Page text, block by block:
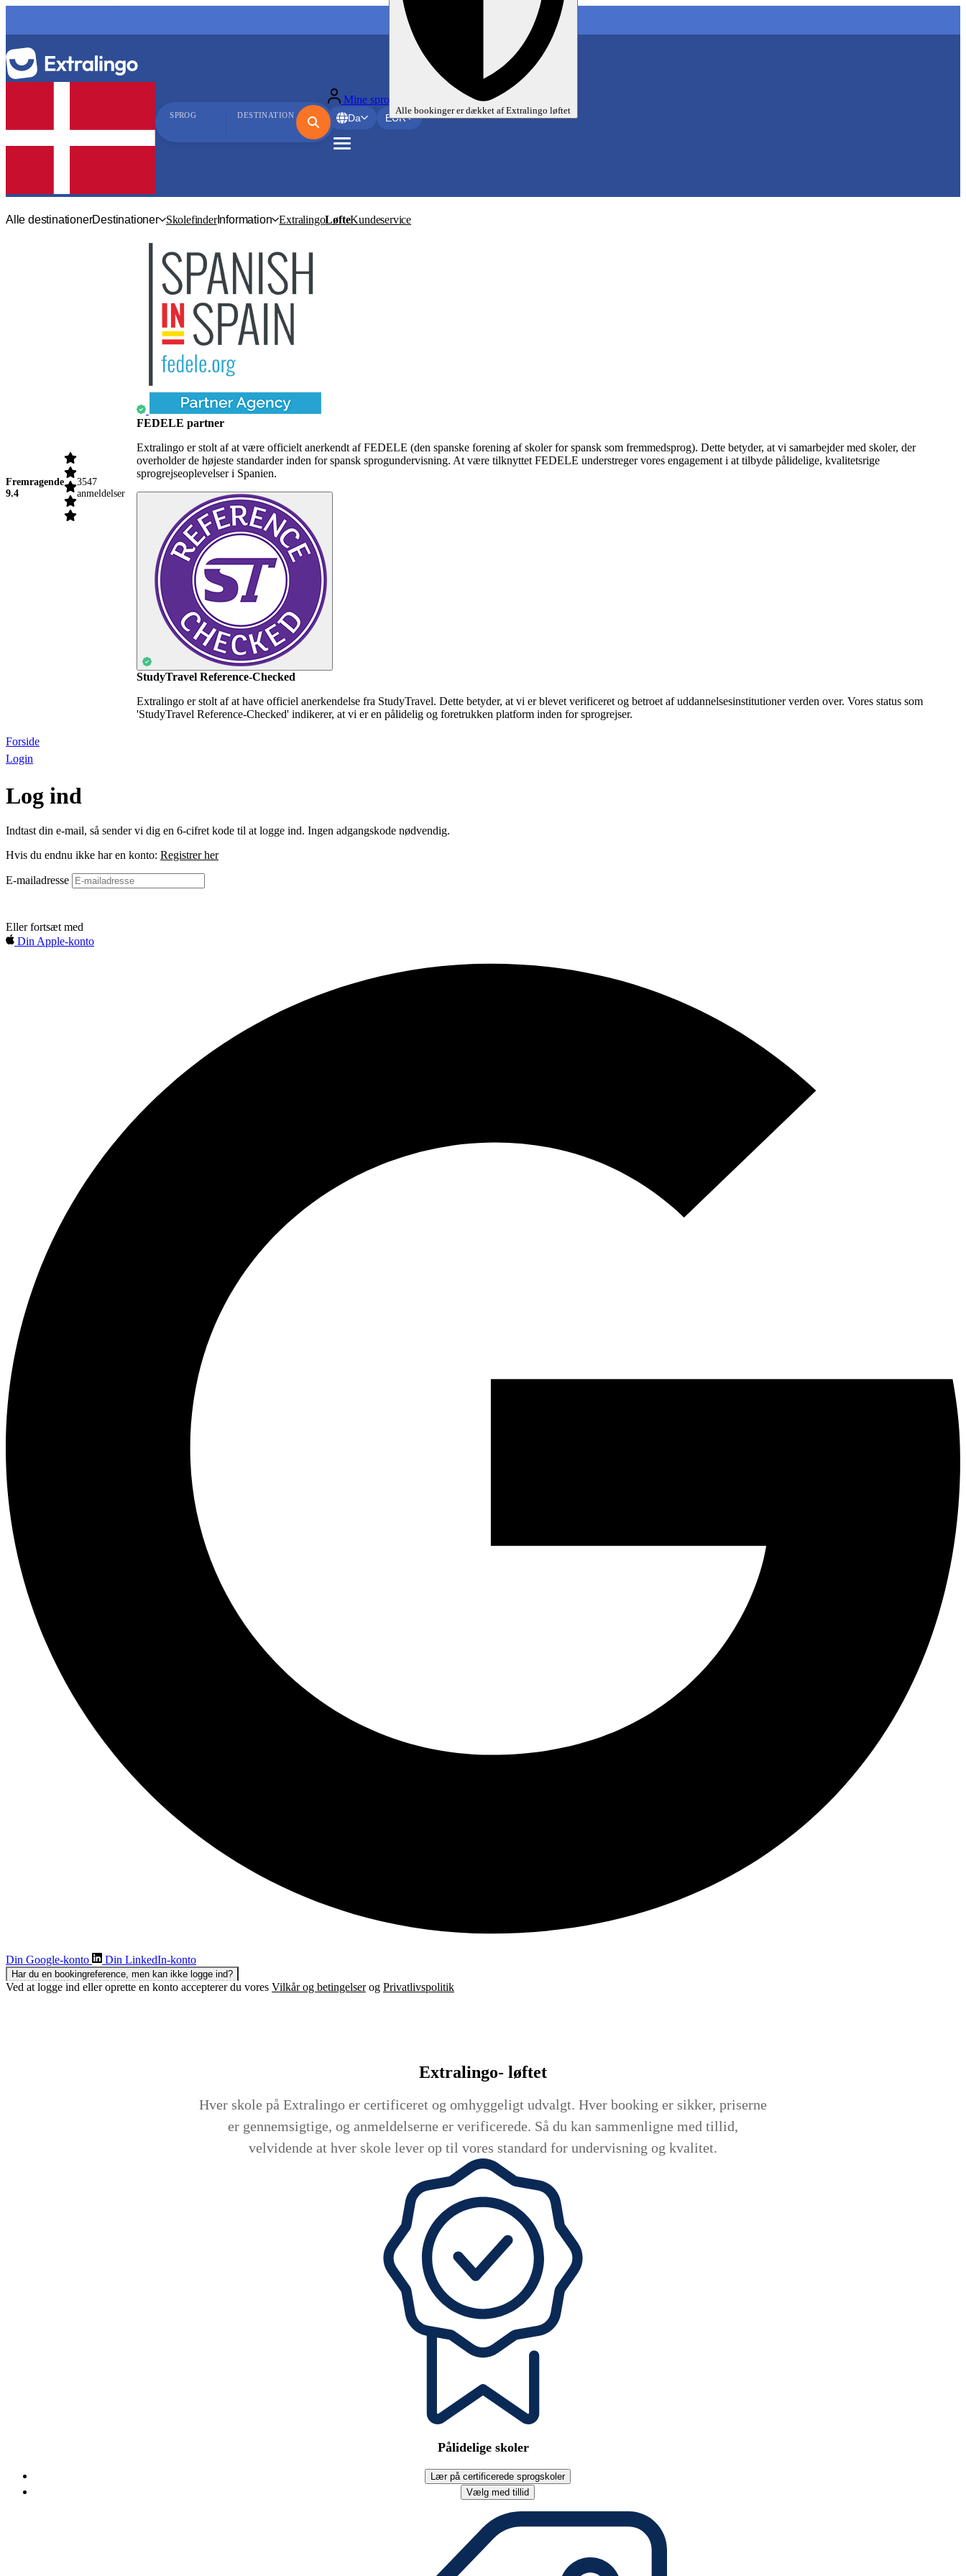
Alle bookinger er dækket afExtralingo løftet
SPROG DESTINATION
Mine sprogrejser
Da EUR
Alle destinationerDestinationer SkolefinderInformation ExtralingoLøfteKundeservice
Fremragende
9.4
3547
anmeldelser
FEDELE partner
Extralingo er stolt af at være officielt anerkendt af FEDELE (den spanske forening af skoler for spansk som fremmedsprog). Dette betyder, at vi samarbejder med skoler, der
overholder de højeste standarder inden for spansk sprogundervisning. At være tilknyttet FEDELE understreger vores engagement i at tilbyde pålidelige, kvalitetsrige
sprogrejseoplevelser i Spanien.
StudyTravel Reference-Checked
Extralingo er stolt af at have officiel anerkendelse fra StudyTravel. Dette betyder, at vi er blevet verificeret og betroet af uddannelsesinstitutioner verden over. Vores status som
'StudyTravel Reference-Checked' indikerer, at vi er en pålidelig og foretrukken platform inden for sprogrejser.
Forside
Login
Log ind
Indtast din e-mail, så sender vi dig en 6-cifret kode til at logge ind. Ingen adgangskode nødvendig.
Hvis du endnu ikke har en konto: Registrer her
E-mailadresse
Eller fortsæt med
Din Apple-konto
Din Google-konto Din LinkedIn-konto
Har du en bookingreference, men kan ikke logge ind?
Ved at logge ind eller oprette en konto accepterer du vores Vilkår og betingelserog Privatlivspolitik
Extralingo- løftet
Hver skole på Extralingo er certificeret og omhyggeligt udvalgt. Hver booking er sikker, priserne
er gennemsigtige, og anmeldelserne er verificerede. Så du kan sammenligne med tillid,
velvidende at hver skole lever op til vores standard for undervisning og kvalitet.
Pålidelige skoler
Lær på certificerede sprogskoler
Vælg med tillid